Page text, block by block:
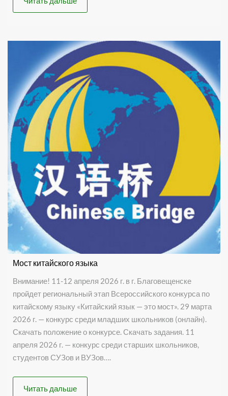
Мост китайского языка
Внимание! 11-12 апреля 2026 г. в г. Благовещенске
пройдет региональный этап Всероссийского конкурса по
китайскому языку «Китайский язык — это мост». 29 марта
2026 г. — конкурс среди младших школьников (онлайн).
Скачать положение о конкурсе. Скачать задания. 11
апреля 2026 г. — конкурс среди старших школьников,
студентов СУЗов и ВУЗов….
Читать дальше